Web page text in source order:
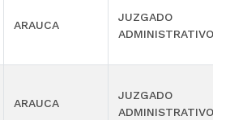
ARAUCA
JUZGADO
ADMINISTRATIVO
ARAUCA
JUZGADO
ADMINISTRATIVO